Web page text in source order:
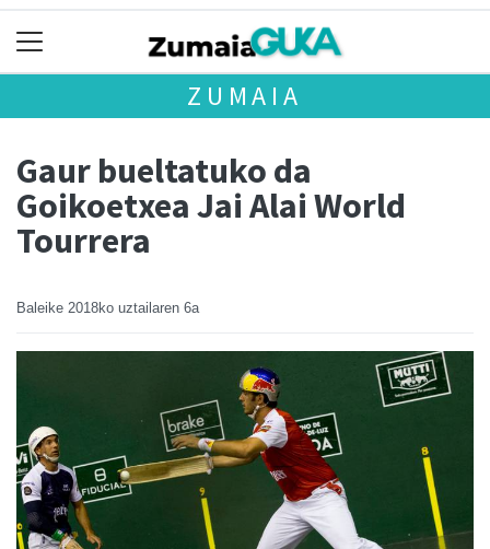
ZUMAIA
Gaur bueltatuko da
Goikoetxea Jai Alai World
Tourrera
Baleike 2018ko uztailaren 6a